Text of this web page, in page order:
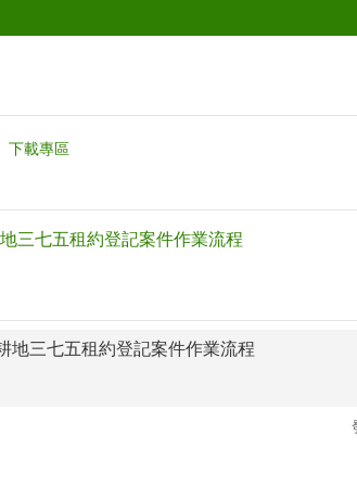
下載專區
三七五租約登記案件作業流程
地三七五租約登記案件作業流程